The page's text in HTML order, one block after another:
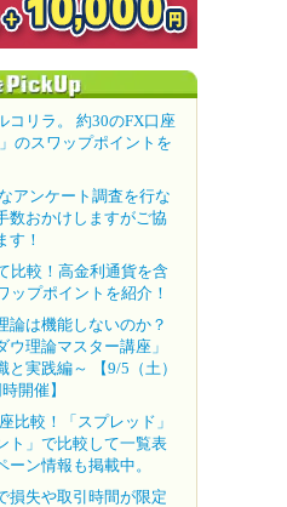
コリラ。 約30のFX口座
のスワップポイントを
アンケート調査を行な
数おかけしますがご協
す！
比較！高金利通貨を含
ップポイントを紹介！
論は機能しないのか？
ウ理論マスター講座」
と実践編～ 【9/5（土）
開催】
比較！「スプレッド」
ト」で比較して一覧表
ン情報も掲載中。
損失や取引時間が限定